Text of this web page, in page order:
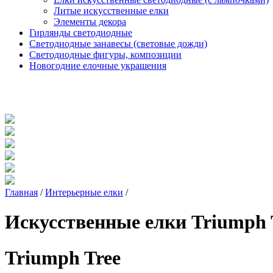
Литые искусственные елки
Элементы декора
Гирлянды светодиодные
Светодиодные занавесы (световые дожди)
Светодиодные фигуры, композиции
Новогодние елочные украшения
Главная / Интерьерные елки /
Искусственные елки Triumph
Triumph Tree